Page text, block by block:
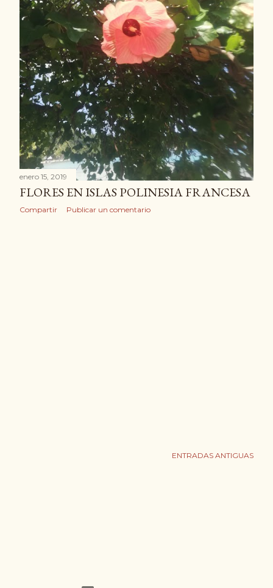
enero 15, 2019
FLORES EN ISLAS POLINESIA FRANCESA
Compartir Publicar un comentario
ENTRADAS ANTIGUAS